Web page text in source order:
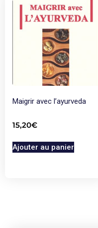
Maigrir avec l’ayurveda
15,20€
Ajouter au panier